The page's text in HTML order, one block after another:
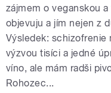
zájmem o veganskou
objevuju a jím nejen z
Výsledek: schizofrenie
výzvou tisíci a jedné
víno, ale mám radši
Rohozec...